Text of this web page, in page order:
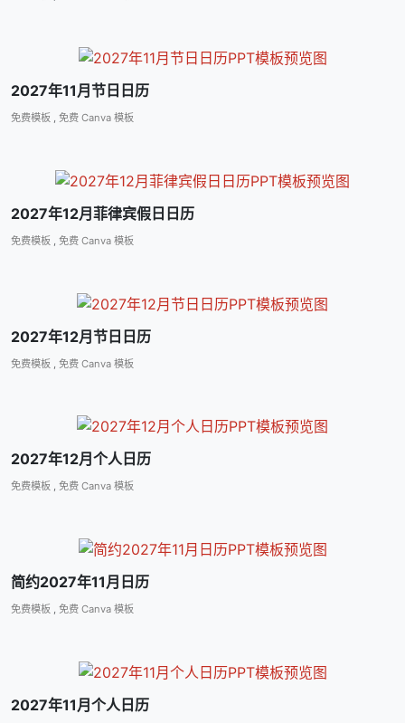
2027年11月节日日历
免费模板 , 免费 Canva 模板
2027年12月菲律宾假日日历
免费模板 , 免费 Canva 模板
2027年12月节日日历
免费模板 免费 Canva 模板
2027年12月个人日历
免费模板 , 免费 Canva 模板
简约2027年11月日历
免费模板 , 免费 Canva 模板
2027年11月个人日历